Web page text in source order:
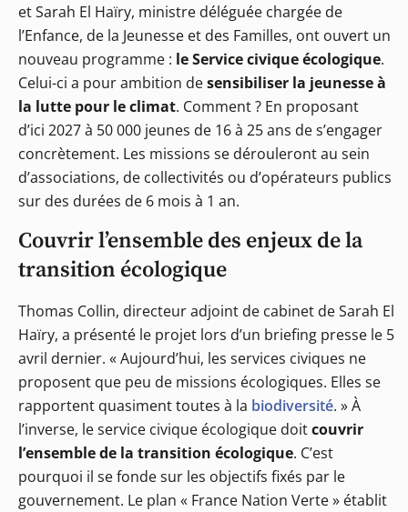
et Sarah El Haïry, ministre déléguée chargée de
l’Enfance, de la Jeunesse et des Familles, ont ouvert un
nouveau programme : le Service civique écologique.
Celui-ci a pour ambition desensibiliser la jeunesse à
la lutte pour le climat. Comment ? En proposant
d’ici 2027 à 50 000 jeunes de 16 à 25 ans de s’engager
concrètement. Les missions se dérouleront au sein
d’associations, de collectivités ou d’opérateurs publics
sur des durées de 6 mois à 1 an.
Couvrir l’ensemble des enjeux de la
transition écologique
Thomas Collin, directeur adjoint de cabinet de Sarah El
Haïry, a présenté le projet lors d’un briefing presse le 5
avril dernier. « Aujourd’hui, les services civiques ne
proposent que peu de missions écologiques. Elles se
rapportent quasiment toutes à la biodiversité. » À
l’inverse, le service civique écologique doitcouvrir
l’ensemble de la transition écologique. C’est
pourquoi il se fonde sur les objectifs fixés par le
gouvernement. Le plan « France Nation Verte » établit